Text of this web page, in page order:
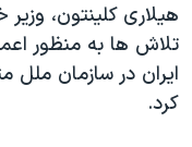
هیلاری کلینتون،
تلاش ها به منظور
ایران در سازمان
کرد.